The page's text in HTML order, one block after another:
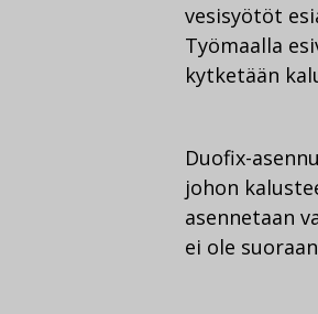
vesisyötöt
Työmaalla
kytketään
Duofix-
johon
asennetaan
ei ole